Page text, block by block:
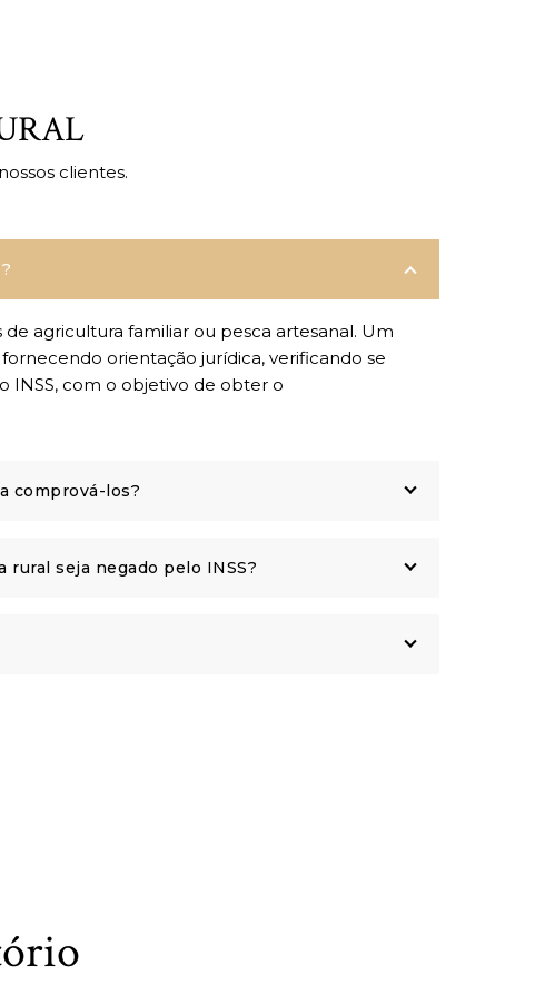
clientes.
agricultura familiar ou pesca artesanal. Um
orientação jurídica, verificando se
INSS, com o objetivo de obter o
comprová-los?
rural seja negado pelo INSS?